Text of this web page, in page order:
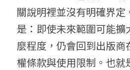
關說明裡並沒有明確界
是：即使未來範圍可能擴
麼程度，仍會回到出版商
權條款與使用限制。也就